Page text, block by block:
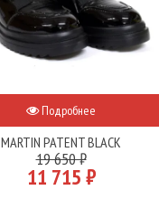
Подробнее
MARTIN PATENT BLACK
19 650 ₽
11 715 ₽